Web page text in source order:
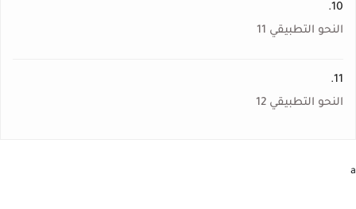
10.
النحو التطبيقي 11
11.
النحو التطبيقي 12
a